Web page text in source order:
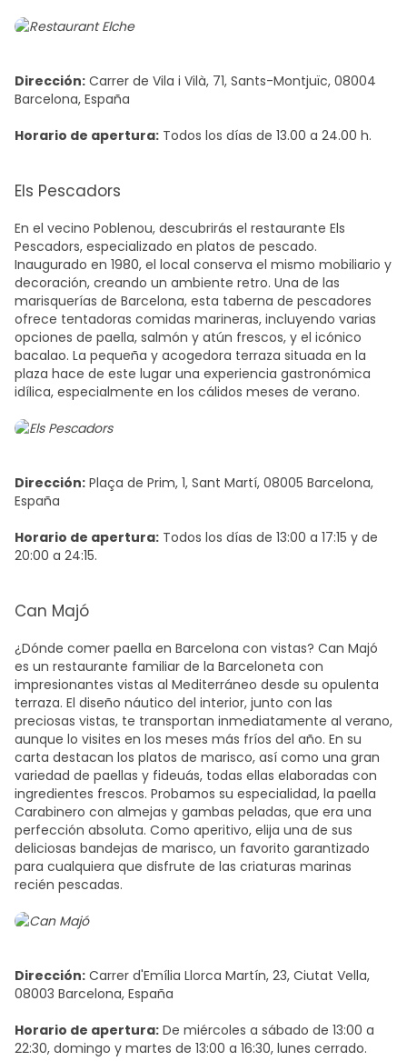
Dirección: Carrer de Vila i Vilà, 71, Sants-Montjuïc, 08004
Barcelona, España
Horario de apertura: Todos los días de 13.00 a 24.00 h.
Els Pescadors
En el vecino Poblenou, descubrirás el restaurante Els
Pescadors, especializado en platos de pescado.
Inaugurado en 1980, el local conserva el mismo mobiliario y
decoración, creando un ambiente retro. Una de las
marisquerías de Barcelona, esta taberna de pescadores
ofrece tentadoras comidas marineras, incluyendo varias
opciones de paella, salmón y atún frescos, y el icónico
bacalao. La pequeña y acogedora terraza situada en la
plaza hace de este lugar una experiencia gastronómica
idílica, especialmente en los cálidos meses de verano.
Dirección: Plaça de Prim, 1, Sant Martí, 08005 Barcelona,
España
Horario de apertura: Todos los días de 13:00 a 17:15 y de
20:00 a 24:15.
Can Majó
¿Dónde comer paella en Barcelona con vistas? Can Majó
es un restaurante familiar de la Barceloneta con
impresionantes vistas al Mediterráneo desde su opulenta
terraza. El diseño náutico del interior, junto con las
preciosas vistas, te transportan inmediatamente al verano,
aunque lo visites en los meses más fríos del año. En su
carta destacan los platos de marisco, así como una gran
variedad de paellas y fideuás, todas ellas elaboradas con
ingredientes frescos. Probamos su especialidad, la paella
Carabinero con almejas y gambas peladas, que era una
perfección absoluta. Como aperitivo, elija una de sus
deliciosas bandejas de marisco, un favorito garantizado
para cualquiera que disfrute de las criaturas marinas
recién pescadas.
Dirección: Carrer d'Emília Llorca Martín, 23, Ciutat Vella,
08003 Barcelona, España
Horario de apertura: De miércoles a sábado de 13:00 a
22:30, domingo y martes de 13:00 a 16:30, lunes cerrado.